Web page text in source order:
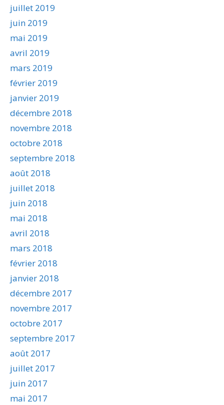
juillet 2019
juin 2019
mai 2019
avril 2019
mars 2019
février 2019
janvier 2019
décembre 2018
novembre 2018
octobre 2018
septembre 2018
août 2018
juillet 2018
juin 2018
mai 2018
avril 2018
mars 2018
février 2018
janvier 2018
décembre 2017
novembre 2017
octobre 2017
septembre 2017
août 2017
juillet 2017
juin 2017
mai 2017